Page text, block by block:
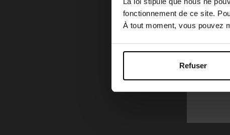
fonctionnement de ce site.
À tout moment, vous pouvez
Refuser